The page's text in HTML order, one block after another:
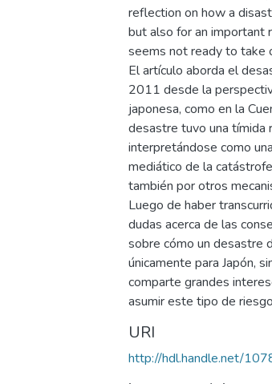
reflection on how a
but also for an important
seems not ready to take
El artículo aborda el
2011 desde la
japonesa, como en la
desastre tuvo una tímida
interpretándose como
mediático de la
también por otros
Luego de haber
dudas acerca de las
sobre cómo un desastre
únicamente para Japón,
comparte grandes
asumir este tipo de
URI
http://hdl.handle.net/